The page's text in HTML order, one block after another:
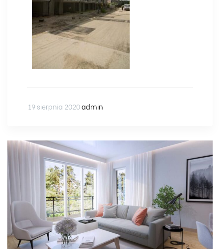
19 sierpnia 2020admin